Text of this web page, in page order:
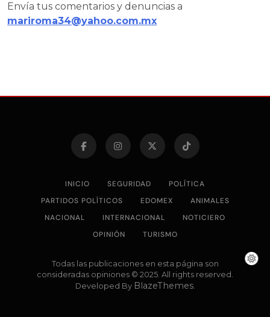
Envía tus comentarios y denuncias a
mariroma34@yahoo.com.mx
INICIO SEGURIDAD
POLÍTICA
PARTIDOS POLÍTICOS
EDOMEX
ANIMALES
NACIONAL
INTERNACIONAL
NOTICIERO
OPINIÓN
TURISMO
Todas las publicaciones en esta página son
consideradas opiniones © 2025. All rights reserved.
Developed By BlazeThemes.